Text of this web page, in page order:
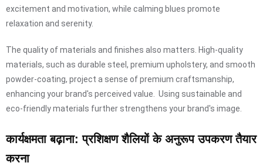
excitement and motivation, while calming blues promote
relaxation and serenity.
The quality of materials and finishes also matters. High-quality
materials, such as durable steel, premium upholstery, and smooth
powder-coating, project a sense of premium craftsmanship,
enhancing your brand's perceived value. Using sustainable and
eco-friendly materials further strengthens your brand's image.
कार्यक्षमता बढ़ाना: प्रशिक्षण शैलियों के अनुरूप उपकरण तैयार
करना